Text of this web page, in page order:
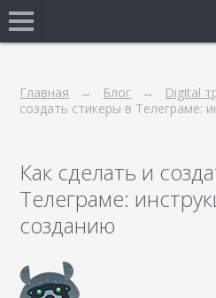
Главная Блог Digital
создать стикеры в Телеграме:
Как сделать и
Телеграме:
созданию